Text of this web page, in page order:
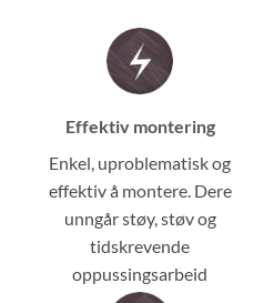
Effektiv montering
Enkel, uproblematisk og
effektiv å montere. Dere
unngår støy, støv og
tidskrevende
oppussingsarbeid